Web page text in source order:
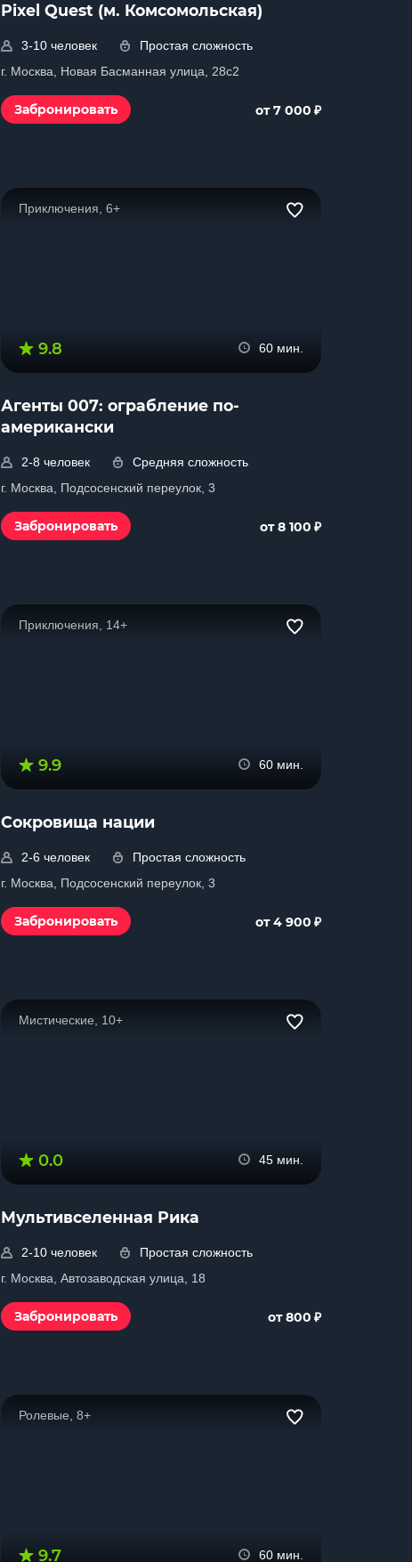
Pixel Quest (м. Комсомольская)
3-10 человек
Простая сложность
г. Москва, Новая Басманная улица, 28с2
Забронировать от 7 000 ₽
Приключения, 6+
9.8 60 мин.
Агенты 007: ограбление по-
американски
2-8 человек
Средняя сложность
г. Москва, Подсосенский переулок, 3
Забронировать от 8 100 ₽
Приключения, 14+
9.9 60 мин.
Сокровища нации
2-6 человек
Простая сложность
г. Москва, Подсосенский переулок, 3
Забронировать от 4 900 ₽
Мистические, 10+
0.0 45 мин.
Мультивселенная Рика
2-10 человек
Простая сложность
г. Москва, Автозаводская улица, 18
Забронировать от 800 ₽
Ролевые, 8+
9.7 60 мин.